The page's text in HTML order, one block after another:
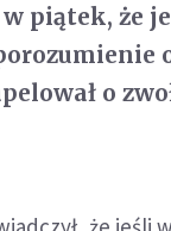
piątek, że
o